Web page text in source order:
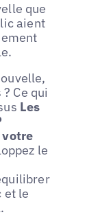
que
aient
Ce qui
Les
le
et le